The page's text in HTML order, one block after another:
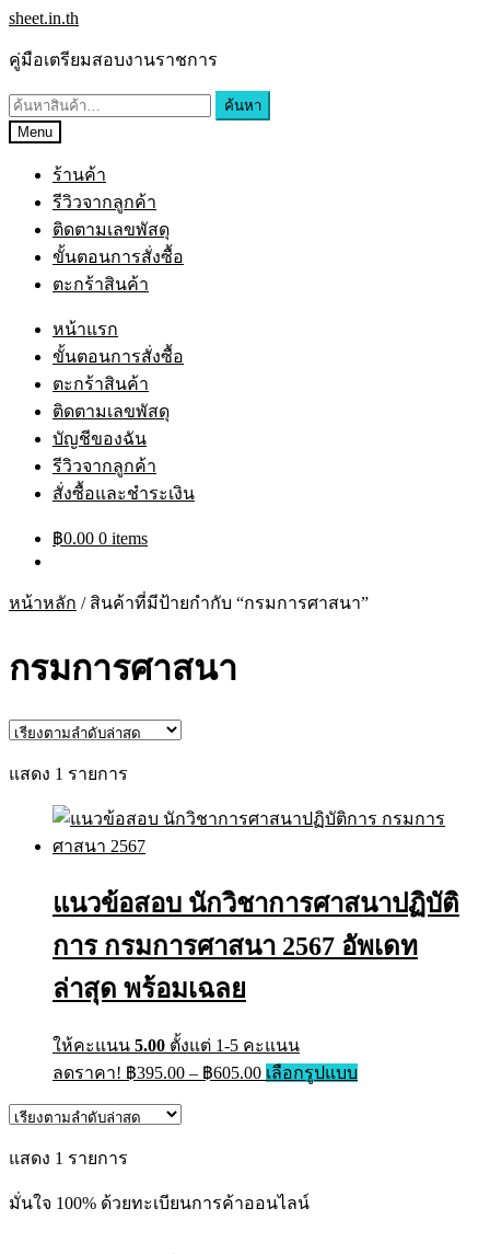
Skip
navigation
Skip
content
sheet.in.th
คู่มือเตรียมสอบงานราชการ
ค้นหา:
ค้นหา
Menu
ร้านค้า
รีวิวจากลูกค้า
ติดตามเลขพัสดุ
ขั้นตอนการสั่งซื้อ
ตะกร้าสินค้า
หน้าแรก
ขั้นตอนการสั่งซื้อ
ตะกร้าสินค้า
ติดตามเลขพัสดุ
บัญชีของฉัน
รีวิวจากลูกค้า
สั่งซื้อและชำระเงิน
฿0.00 0 items
หน้าหลัก / สินค้าที่มีป้ายกำกับ “กรมการศาสนา”
กรมการศาสนา
แสดง 1 รายการ
แนวข้อสอบ นักวิชาการศาสนาปฏิบัติ
การ กรมการศาสนา 2567 อัพเดท
ล่าสุด พร้อมเฉลย
ให้คะแนน 5.00 ตั้งแต่ 1-5 คะแนน
ลดราคา! ฿395.00 – ฿605.00Price
range:
เลือกรูปแบบThis
product
แสดง 1 รายการ
มั่นใจ 100% ด้วยทะเบียนการค้าออนไลน์